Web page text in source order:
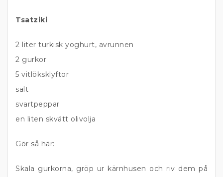
Tsatziki
2 liter turkisk yoghurt, avrunnen
2 gurkor
5 vitlöksklyftor
salt
svartpeppar
en liten skvätt olivolja
Gör så här:
Skala gurkorna, gröp ur kärnhusen och riv dem på